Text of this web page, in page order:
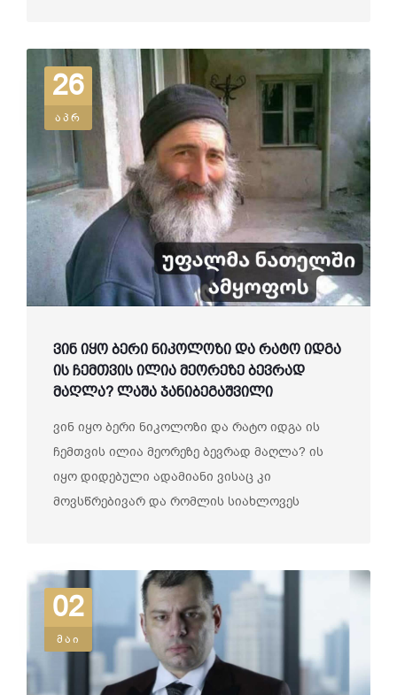
26
აპრ
ვინ იყო ბერი ნიკოლოზი და რატო იდგა
ის ჩემთვის ილია მეორეზე ბევრად
მაღლა? ლაშა ჯანიბეგაშვილი
ვინ იყო ბერი ნიკოლოზი და რატო იდგა ის
ჩემთვის ილია მეორეზე ბევრად მაღლა? ის
იყო დიდებული ადამიანი ვისაც კი
მოვსწრებივარ და რომლის სიახლოვეს
02
მაი